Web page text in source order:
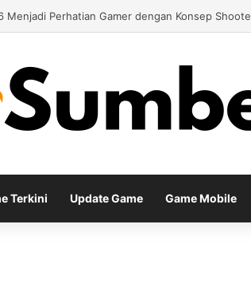
Menjadi Perhatian Gamer dengan Konsep
Terkini Update Game Game Mobile